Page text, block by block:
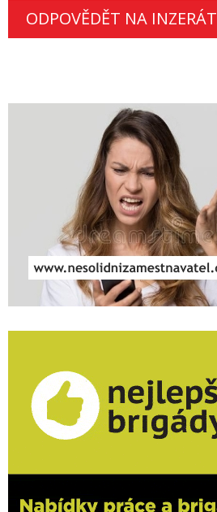
ODPOVĚDĚT NA INZERÁT